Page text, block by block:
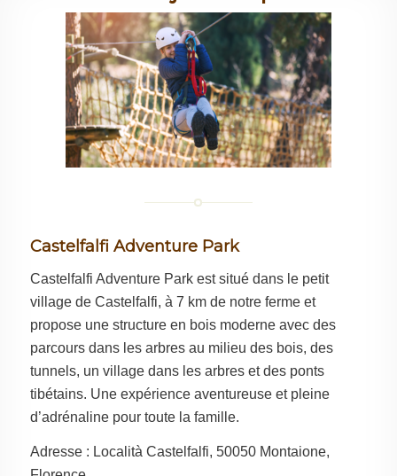
Castelfalfi Adventure Park
Castelfalfi Adventure Park est situé dans le petit
village de Castelfalfi, à 7 km de notre ferme et
propose une structure en bois moderne avec des
parcours dans les arbres au milieu des bois, des
tunnels, un village dans les arbres et des ponts
tibétains. Une expérience aventureuse et pleine
d’adrénaline pour toute la famille.
Adresse : Località Castelfalfi, 50050 Montaione,